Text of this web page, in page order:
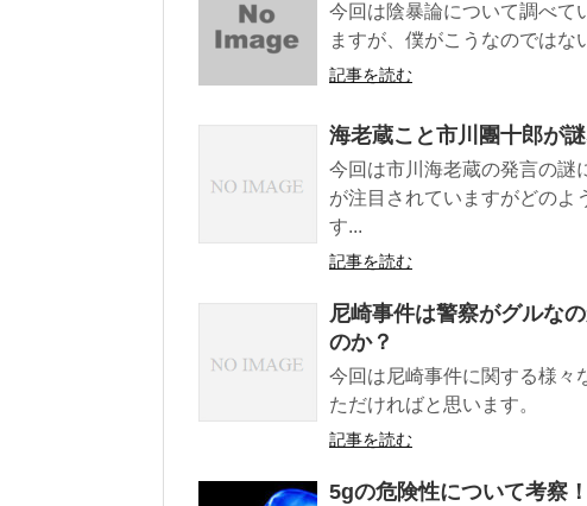
今回は陰暴論について調べて
ますが、僕がこうなのではな
記事を読む
海老蔵こと市川團十郎が
今回は市川海老蔵の発言の謎
が注目されていますがどのよ
す...
記事を読む
尼崎事件は警察がグルな
のか？
今回は尼崎事件に関する様々
ただければと思います。
記事を読む
5gの危険性について考察